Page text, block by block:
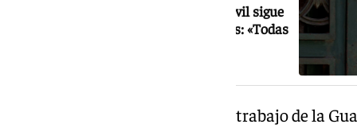
Sin detenidos mientras la Guardia Civil sigue
investigando el doble crimen de Mijas: «Todas
Javier Salas ha explicado que el trabajo de la